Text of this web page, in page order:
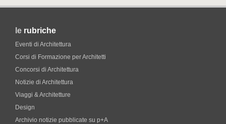
le rubriche
Eventi di Architettura
Corsi di Formazione per Architetti
Concorsi di Architettura
Notizie di Architettura
Viaggi & Architetture
Design
Archivio notizie pubblicate su p+A